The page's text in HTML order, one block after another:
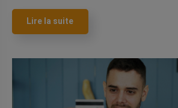
Lire la suite